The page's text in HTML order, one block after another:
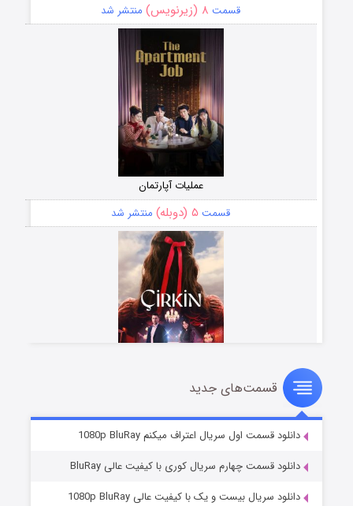
قسمت ۸ (زیرنویس) منتشر شد
عملیات آپارتمان
قسمت ۵ (دوبله) منتشر شد
سریال زشت
قسمت۲ (زیرنویس) منتشر شد
قسمت‌های جدید
دانلود قسمت اول سریال اعتراف میکنم 1080p BluRay
دانلود قسمت چهارم سریال کوری با کیفیت عالی BluRay
دانلود سریال بیست و یک با کیفیت عالی 1080p BluRay